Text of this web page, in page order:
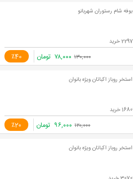
بوفه شام رستوران شهربانو
٪40 ۱۳۰,۰۰۰ ۷۸,۰۰۰ تومان
استخر روباز اکباتان ویژه بانوان
٪20 ۱۲۰,۰۰۰ ۹۶,۰۰۰ تومان
استخر روباز اکباتان ویژه بانوان